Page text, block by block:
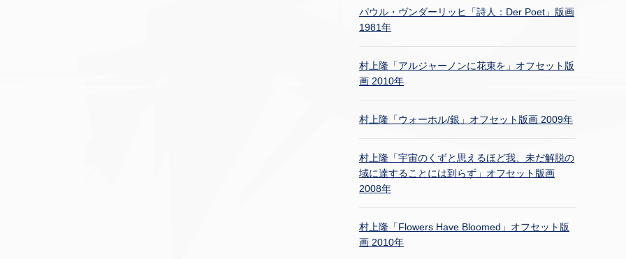
パウル・ヴンダーリッヒ「詩人：Der Poet」版画
1981年
村上隆「アルジャーノンに花束を」オフセット版
画 2010年
村上隆「ウォーホル/銀」オフセット版画 2009年
村上隆「宇宙のくずと思えるほど我、未だ解脱の
域に達することには到らず」オフセット版画
2008年
村上隆「Flowers Have Bloomed」オフセット版
画 2010年